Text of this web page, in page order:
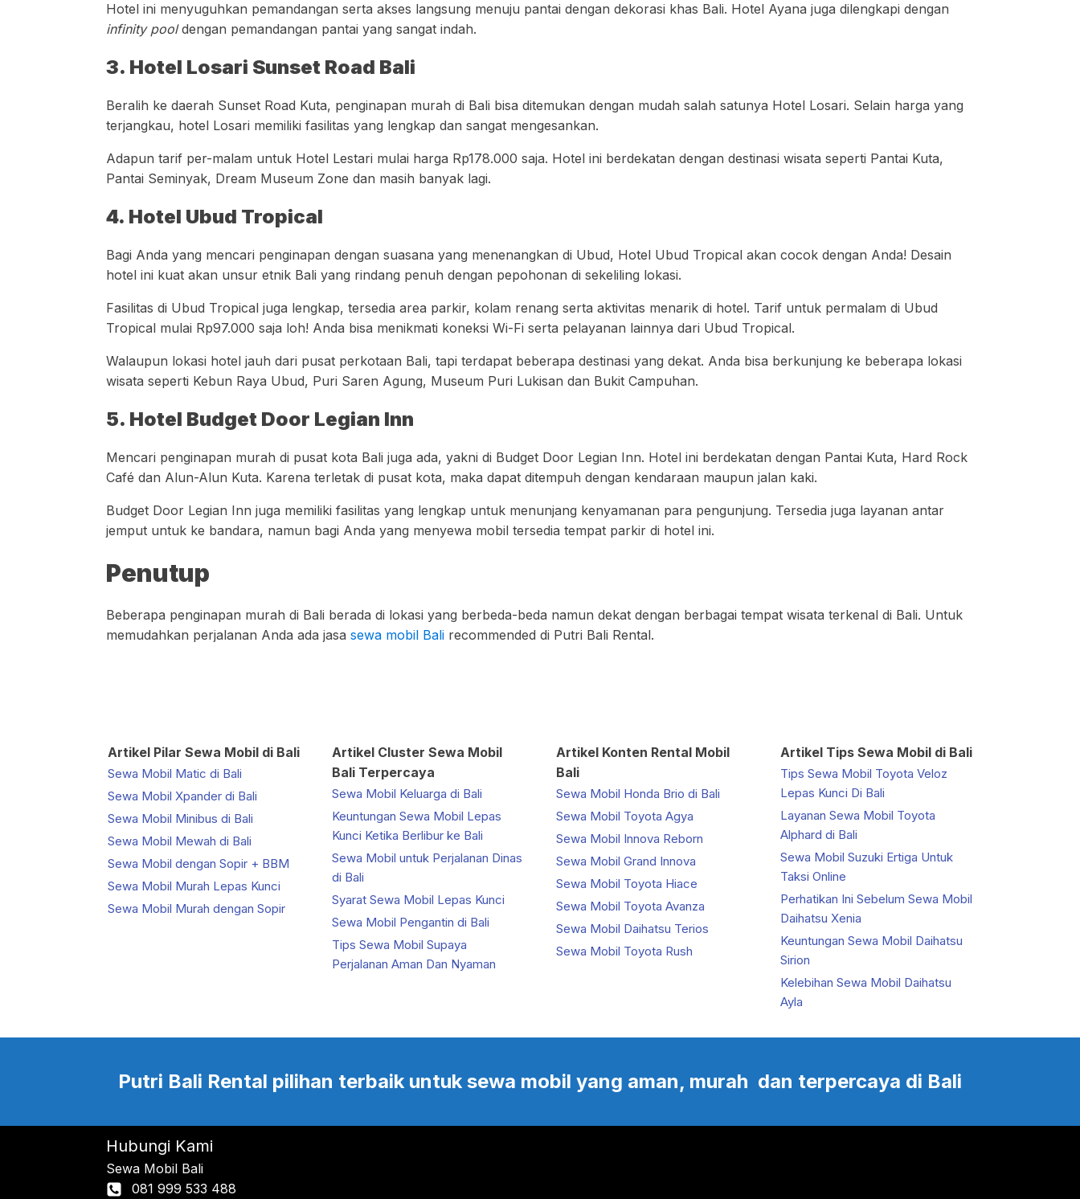
Hotel ini menyuguhkan pemandangan serta akses langsung menuju pantai dengan dekorasi khas Bali. Hotel Ayana juga dilengkapi dengan
infinity pooldengan pemandangan pantai yang sangat indah.
3. Hotel Losari Sunset Road Bali
Beralih ke daerah Sunset Road Kuta, penginapan murah di Bali bisa ditemukan dengan mudah salah satunya Hotel Losari. Selain harga yang
terjangkau, hotel Losari memiliki fasilitas yang lengkap dan sangat mengesankan.
Adapun tarif per-malam untuk Hotel Lestari mulai harga Rp178.000 saja. Hotel ini berdekatan dengan destinasi wisata seperti Pantai Kuta,
Pantai Seminyak, Dream Museum Zone dan masih banyak lagi.
4. Hotel Ubud Tropical
Bagi Anda yang mencari penginapan dengan suasana yang menenangkan di Ubud, Hotel Ubud Tropical akan cocok dengan Anda! Desain
hotel ini kuat akan unsur etnik Bali yang rindang penuh dengan pepohonan di sekeliling lokasi.
Fasilitas di Ubud Tropical juga lengkap, tersedia area parkir, kolam renang serta aktivitas menarik di hotel. Tarif untuk permalam di Ubud
Tropical mulai Rp97.000 saja loh! Anda bisa menikmati koneksi Wi-Fi serta pelayanan lainnya dari Ubud Tropical.
Walaupun lokasi hotel jauh dari pusat perkotaan Bali, tapi terdapat beberapa destinasi yang dekat. Anda bisa berkunjung ke beberapa lokasi
wisata seperti Kebun Raya Ubud, Puri Saren Agung, Museum Puri Lukisan dan Bukit Campuhan.
5. Hotel Budget Door Legian Inn
Mencari penginapan murah di pusat kota Bali juga ada, yakni di Budget Door Legian Inn. Hotel ini berdekatan dengan Pantai Kuta, Hard Rock
Café dan Alun-Alun Kuta. Karena terletak di pusat kota, maka dapat ditempuh dengan kendaraan maupun jalan kaki.
Budget Door Legian Inn juga memiliki fasilitas yang lengkap untuk menunjang kenyamanan para pengunjung. Tersedia juga layanan antar
jemput untuk ke bandara, namun bagi Anda yang menyewa mobil tersedia tempat parkir di hotel ini.
Penutup
Beberapa penginapan murah di Bali berada di lokasi yang berbeda-beda namun dekat dengan berbagai tempat wisata terkenal di Bali. Untuk
memudahkan perjalanan Anda ada jasa sewa mobil Bali recommended di Putri Bali Rental.
Artikel Pilar Sewa Mobil di Bali
Sewa Mobil Matic di Bali
Sewa Mobil Xpander di Bali
Sewa Mobil Minibus di Bali
Sewa Mobil Mewah di Bali
Sewa Mobil dengan Sopir + BBM
Sewa Mobil Murah Lepas Kunci
Sewa Mobil Murah dengan Sopir
Artikel Cluster Sewa Mobil
Bali Terpercaya
Sewa Mobil Keluarga di Bali
Keuntungan Sewa Mobil Lepas
Kunci Ketika Berlibur ke Bali
Sewa Mobil untuk Perjalanan Dinas
di Bali
Syarat Sewa Mobil Lepas Kunci
Sewa Mobil Pengantin di Bali
Tips Sewa Mobil Supaya
Perjalanan Aman Dan Nyaman
Artikel Konten Rental Mobil
Bali
Sewa Mobil Honda Brio di Bali
Sewa Mobil Toyota Agya
Sewa Mobil Innova Reborn
Sewa Mobil Grand Innova
Sewa Mobil Toyota Hiace
Sewa Mobil Toyota Avanza
Sewa Mobil Daihatsu Terios
Sewa Mobil Toyota Rush
Artikel Tips Sewa Mobil di Bali
Tips Sewa Mobil Toyota Veloz
Lepas Kunci Di Bali
Layanan Sewa Mobil Toyota
Alphard di Bali
Sewa Mobil Suzuki Ertiga Untuk
Taksi Online
Perhatikan Ini Sebelum Sewa Mobil
Daihatsu Xenia
Keuntungan Sewa Mobil Daihatsu
Sirion
Kelebihan Sewa Mobil Daihatsu
Ayla
Putri Bali Rental pilihan terbaik untuk sewa mobil yang aman, murah dan terpercaya di Bali
Hubungi Kami
Sewa Mobil Bali
081 999 533 488